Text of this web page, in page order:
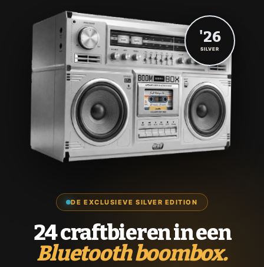
DE EXCLUSIEVE SILVER EDITION
24 craftbieren in een
Bluetooth boombox.
'26
SILVER